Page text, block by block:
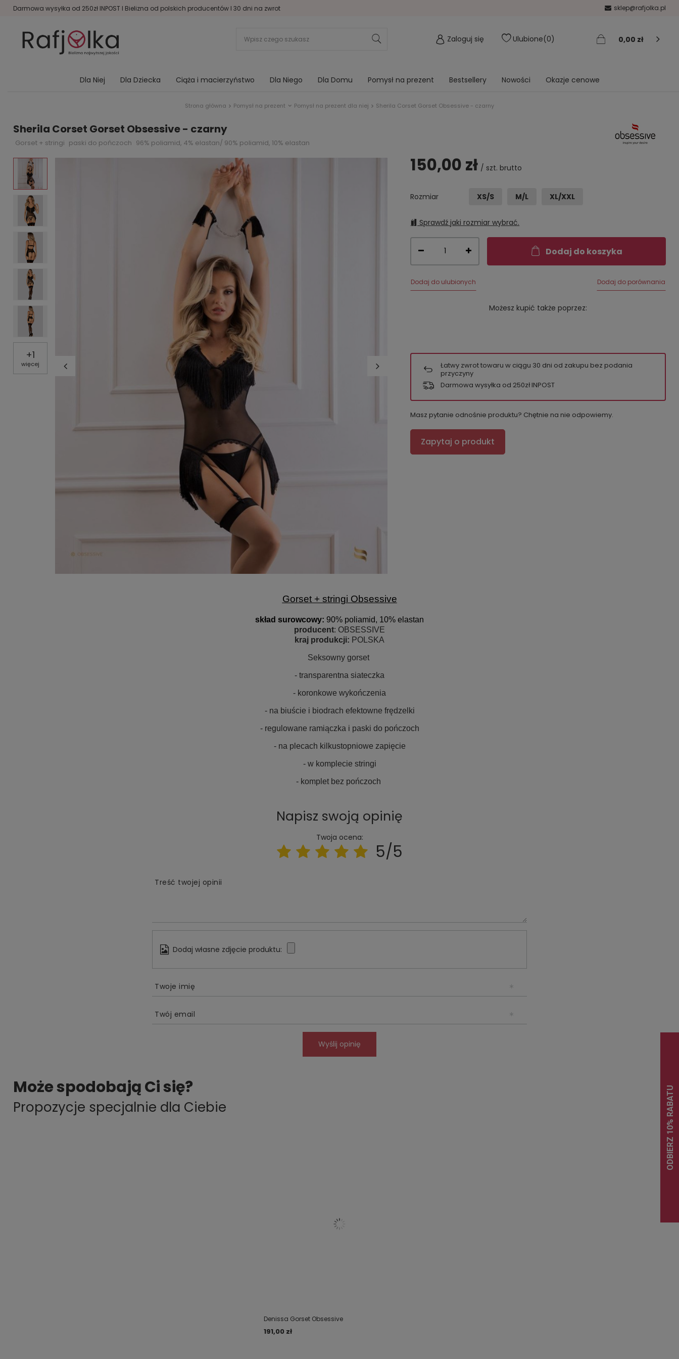
Darmowa wysyłka od 250zł INPOST I Bielizna od polskich producentów I 30 dni na zwrot sklep@rafjolka.pl
Zaloguj się Ulubione 0 0,00 zł
Dla Niej Dla Dziecka Ciąża i macierzyństwo Dla Niego Dla Domu Pomysł na prezent Bestsellery Nowości Okazje cenowe
Strona główna Pomysł na prezent Pomysł na prezent dla niej Sherila Corset Gorset Obsessive - czarny
Sherila Corset Gorset Obsessive - czarny
Gorset + stringi paski do pończoch 96% poliamid, 4% elastan/ 90% poliamid, 10% elastan
+1
więcej
150,00 zł / szt. brutto
Rozmiar XS/S M/L XL/XXL
Sprawdź jaki rozmiar wybrać.
Dodaj do koszyka
Dodaj do ulubionych Dodaj do porównania
Możesz kupić także poprzez:
Łatwy zwrot towaru w ciągu 30 dni od zakupu bez podania
przyczyny
Darmowa wysyłka od 250zł INPOST
Masz pytanie odnośnie produktu? Chętnie na nie odpowiemy.
Zapytaj o produkt
Gorset + stringi Obsessive
skład surowcowy: 90% poliamid, 10% elastan
producent: OBSESSIVE
kraj produkcji: POLSKA
Seksowny gorset
- transparentna siateczka
- koronkowe wykończenia
- na biuście i biodrach efektowne frędzelki
- regulowane ramiączka i paski do pończoch
- na plecach kilkustopniowe zapięcie
- w komplecie stringi
- komplet bez pończoch
Napisz swoją opinię
Twoja ocena:
5/5
Treść twojej opinii
Dodaj własne zdjęcie produktu:
Twoje imię
Twój email
Wyślij opinię
Może spodobają Ci się?
Propozycje specjalnie dla Ciebie
Denissa Gorset Obsessive
191,00 zł